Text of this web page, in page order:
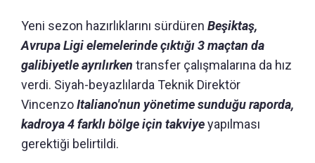
Yeni sezon hazırlıklarını sürdüren Beşiktaş,
Avrupa Ligi elemelerinde çıktığı 3 maçtan da
galibiyetle ayrılırken transfer çalışmalarına da hız
verdi. Siyah-beyazlılarda Teknik Direktör
VincenzoItaliano'nun yönetime sunduğu raporda,
kadroya 4 farklı bölge için takviyeyapılması
gerektiği belirtildi.